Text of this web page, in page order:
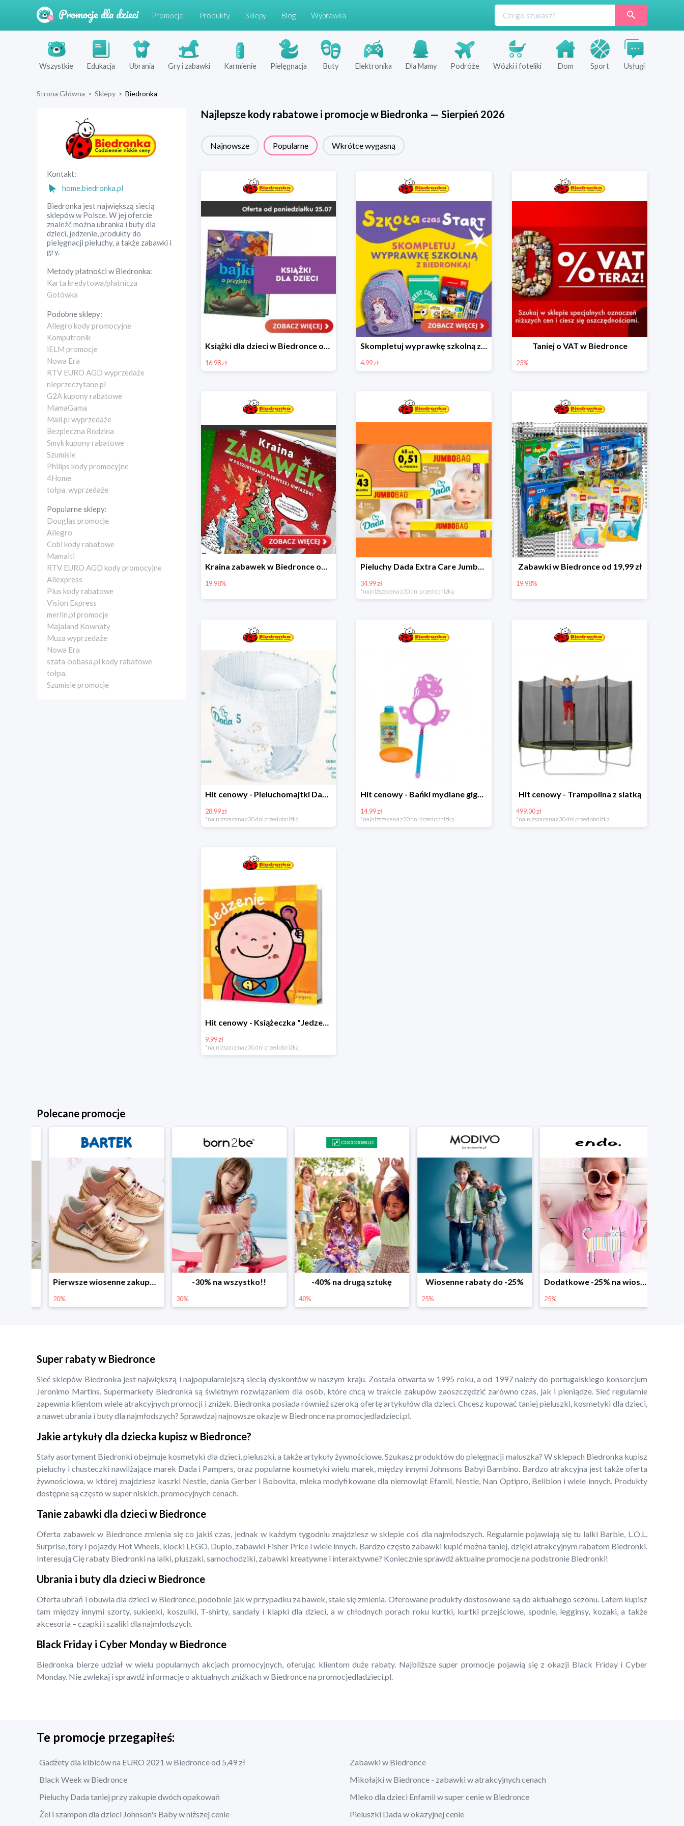
Promocje Produkty Sklepy Blog Wyprawka
Wszystkie Edukacja Ubrania Gry i zabawki Karmienie Pielęgnacja Buty Elektronika Dla Mamy Podróże Wózki i foteliki Dom Sport Usługi
Strona Główna > Sklepy > Biedronka
Kontakt:
home.biedronka.pl
Biedronka jest największą siecią
sklepów w Polsce. W jej ofercie
znaleźć można ubranka i buty dla
dzieci, jedzenie, produkty do
pielęgnacji pieluchy, a także zabawki i
gry.
Metody płatności wBiedronka:
Karta kredytowa/płatnicza
Gotówka
Podobne sklepy:
Allegro kody promocyjne
Komputronik
iELM promocje
Nowa Era
RTV EURO AGD wyprzedaże
nieprzeczytane.pl
G2A kupony rabatowe
MamaGama
Mall.pl wyprzedaże
Bezpieczna Rodzina
Smyk kupony rabatowe
Szumisie
Philips kody promocyjne
4Home
tołpa. wyprzedaże
Popularne sklepy:
Douglas promocje
Allegro
Cobi kody rabatowe
Mamaiti
RTV EURO AGD kody promocyjne
Aliexpress
Plus kody rabatowe
Vision Express
merlin.pl promocje
Majaland Kownaty
Muza wyprzedaże
Nowa Era
szafa-bobasa.pl kody rabatowe
tołpa.
Szumisie promocje
Najlepsze kody rabatowe i promocje w Biedronka — Sierpień 2026
Najnowsze Popularne Wkrótce wygasną
Książki dla dzieci w Biedronce od 16,99 zł
16.98 zł
Skompletuj wyprawkę szkolną z Biedronką od 4,99 zł
4.99 zł
Taniej o VAT w Biedronce
23%
Kraina zabawek w Biedronce od 19,99 zł
19.98%
Pieluchy Dada Extra Care Jumbo Bag w super cenie
34.99 zł
*najniższa cena z 30 dni przed obniżką
Zabawki w Biedronce od 19,99 zł
19.98%
Hit cenowy - Pieluchomajtki Dada Pants
28.99 zł
*najniższa cena z 30 dni przed obniżką
Hit cenowy - Bańki mydlane gigant lub płyn uzupełniający
14.99 zł
*najniższa cena z 30 dni przed obniżką
Hit cenowy - Trampolina z siatką
499.00 zł
*najniższa cena z 30 dni przed obniżką
Hit cenowy - Książeczka "Jedzenie"
9.99 zł
*najniższa cena z 30 dni przed obniżką
Polecane promocje
Pierwsze wiosenne zakupy -20% -30% na wszystko!! -40% na drugą sztukę Wiosenne rabaty do -25% Dodatkowe -25% na wiosenne nowości
Super rabaty w Biedronce
Sieć sklepów Biedronka jest największą i najpopularniejszą siecią dyskontów w naszym kraju. Została otwarta w 1995 roku, a od 1997 należy do portugalskiego konsorcjum
Jeronimo Martins. Supermarkety Biedronka są świetnym rozwiązaniem dla osób, które chcą w trakcie zakupów zaoszczędzić zarówno czas, jak i pieniądze. Sieć regularnie
zapewnia klientom wiele atrakcyjnych promocji i zniżek. Biedronka posiada również szeroką ofertę artykułów dla dzieci. Chcesz kupować taniej pieluszki, kosmetyki dla dzieci,
a nawet ubrania i buty dla najmłodszych? Sprawdzaj najnowsze okazje w Biedronce na promocjedladzieci.pl.
Jakie artykuły dla dziecka kupisz w Biedronce?
Stały asortyment Biedronki obejmuje kosmetyki dla dzieci, pieluszki, a także artykuły żywnościowe. Szukasz produktów do pielęgnacji maluszka? W sklepach Biedronka kupisz
pieluchy i chusteczki nawilżające marek Dada i Pampers, oraz popularne kosmetyki wielu marek, między innymi Johnsons Babyi Bambino. Bardzo atrakcyjna jest także oferta
żywnościowa, w której znajdziesz kaszki Nestle, dania Gerber i Bobovita, mleka modyfikowane dla niemowląt Efamil, Nestle, Nan Optipro, Beliblon i wiele innych. Produkty
dostępne są często w super niskich, promocyjnych cenach.
Tanie zabawki dla dzieci w Biedronce
Oferta zabawek w Biedronce zmienia się co jakiś czas, jednak w każdym tygodniu znajdziesz w sklepie coś dla najmłodszych. Regularnie pojawiają się tu lalki Barbie, L.O.L.
Surprise, tory i pojazdy Hot Wheels, klocki LEGO, Duplo, zabawki Fisher Price i wiele innych. Bardzo często zabawki kupić można taniej, dzięki atrakcyjnym rabatom Biedronki.
Interesują Cię rabaty Biedronki na lalki, pluszaki, samochodziki, zabawki kreatywne i interaktywne? Koniecznie sprawdź aktualne promocje na podstronie Biedronki!
Ubrania i buty dla dzieci w Biedronce
Oferta ubrań i obuwia dla dzieci w Biedronce, podobnie jak w przypadku zabawek, stale się zmienia. Oferowane produkty dostosowane są do aktualnego sezonu. Latem kupisz
tam między innymi szorty, sukienki, koszulki, T-shirty, sandały i klapki dla dzieci, a w chłodnych porach roku kurtki, kurtki przejściowe, spodnie, legginsy, kozaki, a także
akcesoria – czapki i szaliki dla najmłodszych.
Black Friday i Cyber Monday w Biedronce
Biedronka bierze udział w wielu popularnych akcjach promocyjnych, oferując klientom duże rabaty. Najbliższe super promocje pojawią się z okazji Black Friday i Cyber
Monday. Nie zwlekaj i sprawdź informacje o aktualnych zniżkach w Biedronce na promocjedladzieci.pl.
Te promocje przegapiłeś:
Gadżety dla kibiców na EURO 2021 w Biedronce od 5,49 zł
Zabawki w Biedronce
Black Week w Biedronce
Mikołajki w Biedronce - zabawki w atrakcyjnych cenach
Pieluchy Dada taniej przy zakupie dwóch opakowań
Mleko dla dzieci Enfamil w super cenie w Biedronce
Żel i szampon dla dzieci Johnson's Baby w niższej cenie
Pieluszki Dada w okazyjnej cenie